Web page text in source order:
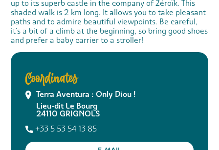
up to its superb castle in the company of Zéroïk. This
shaded walk is 2 km long. It allows you to take pleasant
paths and to admire beautiful viewpoints. Be careful,
it's a bit of a climb at the beginning, so bring good shoes
and prefer a baby carrier to a stroller!
Coordinates
Terra Aventura : Only Diou !
Lieu-dit Le Bourg
24110GRIGNOLS
+33 5 53 54 13 85